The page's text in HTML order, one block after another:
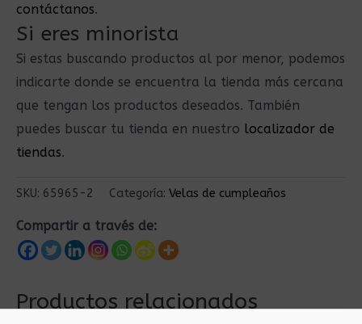
contáctanos.
Si eres minorista
Si estas buscando productos al por menor, podemos
indicarte donde se encuentra la tienda más cercana
que tengan los productos deseados. También
puedes buscar tu tienda en nuestro localizador de
tiendas.
SKU: 65965-2 Categoría: Velas de cumpleaños
Compartir a través de:
Productos relacionados